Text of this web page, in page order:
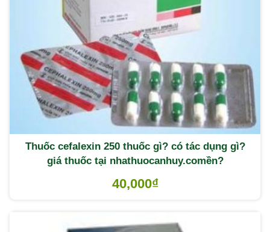
Thuốc cefalexin 250 thuốc gì? có tác dụng gì?
giá thuốc tại nhathuocanhuy.comền?
40,000₫